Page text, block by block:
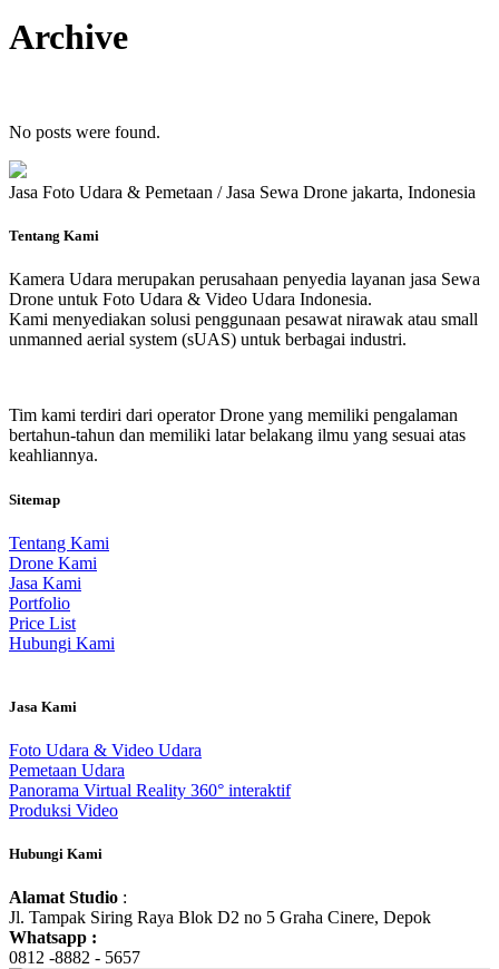
Archive
No posts were found.
Jasa Foto Udara & Pemetaan / Jasa Sewa Drone jakarta, Indonesia
Tentang Kami
Kamera Udara merupakan perusahaan penyedia layanan jasa Sewa
Drone untuk Foto Udara & Video Udara Indonesia.
Kami menyediakan solusi penggunaan pesawat nirawak atau small
unmanned aerial system (sUAS) untuk berbagai industri.
Tim kami terdiri dari operator Drone yang memiliki pengalaman
bertahun-tahun dan memiliki latar belakang ilmu yang sesuai atas
keahliannya.
Sitemap
Tentang Kami
Drone Kami
Jasa Kami
Portfolio
Price List
Hubungi Kami
Jasa Kami
Foto Udara & Video Udara
Pemetaan Udara
Panorama Virtual Reality 360° interaktif
Produksi Video
Hubungi Kami
Alamat Studio :
Jl. Tampak Siring Raya Blok D2 no 5 Graha Cinere, Depok
Whatsapp :
0812 -8882 - 5657